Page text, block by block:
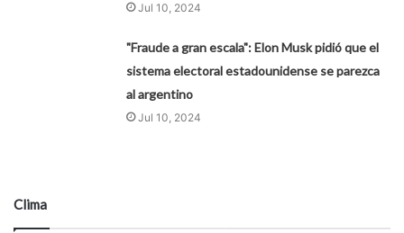
Jul 10, 2024
"Fraude a gran escala": Elon Musk pidió que el
sistema electoral estadounidense se parezca
al argentino
Jul 10, 2024
Clima